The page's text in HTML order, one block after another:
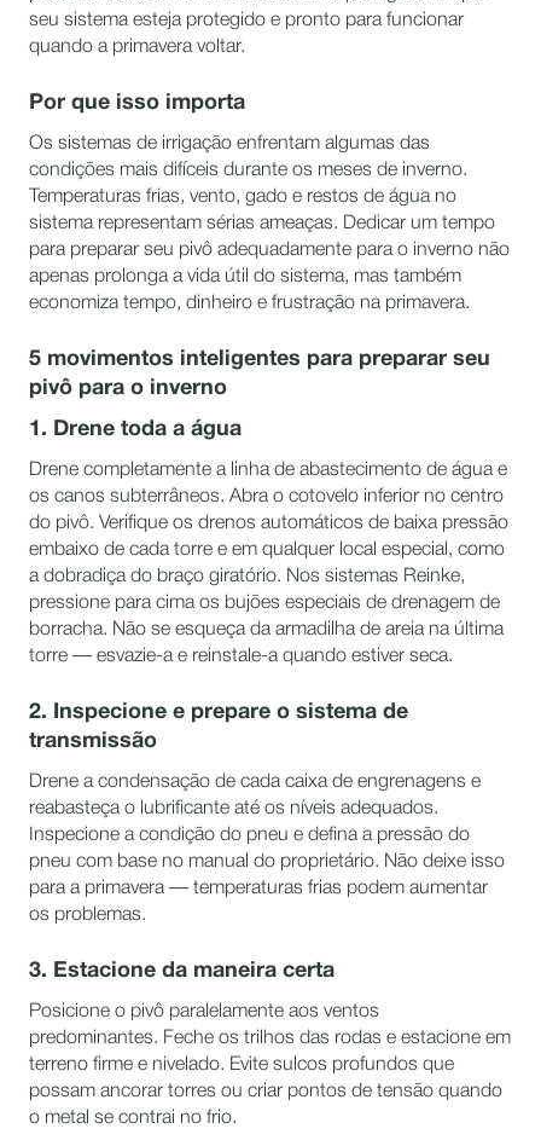
seu sistema esteja protegido e pronto para funcionar
quando a primavera voltar.
Por que isso importa
Os sistemas de irrigação enfrentam algumas das
condições mais difíceis durante os meses de inverno.
Temperaturas frias, vento, gado e restos de água no
sistema representam sérias ameaças. Dedicar um tempo
para preparar seu pivô adequadamente para o inverno não
apenas prolonga a vida útil do sistema, mas também
economiza tempo, dinheiro e frustração na primavera.
5 movimentos inteligentes para preparar seu
pivô para o inverno
1. Drene toda a água
Drene completamente a linha de abastecimento de água e
os canos subterrâneos. Abra o cotovelo inferior no centro
do pivô. Verifique os drenos automáticos de baixa pressão
embaixo de cada torre e em qualquer local especial, como
a dobradiça do braço giratório. Nos sistemas Reinke,
pressione para cima os bujões especiais de drenagem de
borracha. Não se esqueça da armadilha de areia na última
torre — esvazie-a e reinstale-a quando estiver seca.
2. Inspecione e prepare o sistema de
transmissão
Drene a condensação de cada caixa de engrenagens e
reabasteça o lubrificante até os níveis adequados.
Inspecione a condição do pneu e defina a pressão do
pneu com base no manual do proprietário. Não deixe isso
para a primavera — temperaturas frias podem aumentar
os problemas.
3. Estacione da maneira certa
Posicione o pivô paralelamente aos ventos
predominantes. Feche os trilhos das rodas e estacione em
terreno firme e nivelado. Evite sulcos profundos que
possam ancorar torres ou criar pontos de tensão quando
o metal se contrai no frio.